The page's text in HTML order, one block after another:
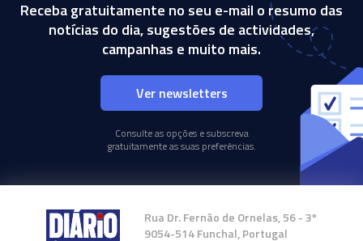
Receba gratuitamente no seu e-mail o resumo das
notícias do dia, sugestões de actividades,
campanhas e muito mais.
Ver newsletters
Consulte as opções e subscreva
gratuitamente as suas preferências.
Rua Dr. Fernão de Ornelas, 56 - 3º
9054-514 Funchal, Portugal